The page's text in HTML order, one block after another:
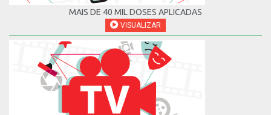
MAIS DE 40 MIL DOSES APLICADAS
VISUALIZAR